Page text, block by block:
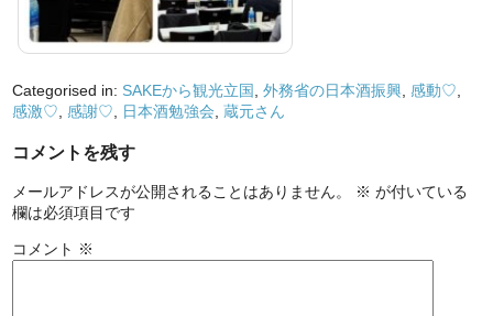
Categorised in: SAKEから観光立国 ,外務省の日本酒振興 感動♡
感激♡
感謝♡ 日本酒勉強会 ,蔵元さん
コメントを残す
メールアドレスが公開されることはありません。 ※ が付いている
欄は必須項目です
コメント ※